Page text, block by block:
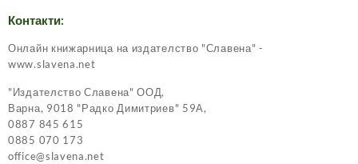
Контакти:
Онлайн книжарница на издателство "Славена" -
www.slavena.net
"Издателство Славена" ООД,
Варна, 9018 "Радко Димитриев" 59А,
0887 845 615
0885 070 173
office@slavena.net